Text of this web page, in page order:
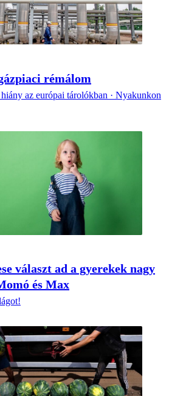
rémálom
az európai tárolókban · Nyakunkon
választ ad a gyerekek nagy
és Max